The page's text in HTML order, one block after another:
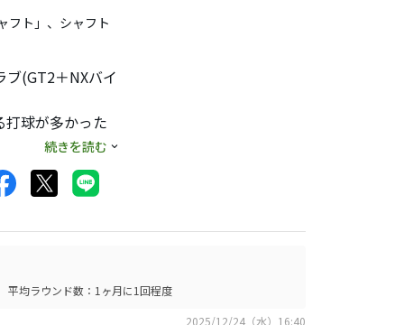
フト」、シャフト
(GT2＋NXバイ
球が多かった
続きを読む
平均ラウンド数：1ヶ月に1回程度
2025/12/24（水）16:40